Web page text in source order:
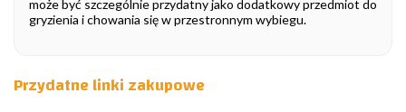
może być szczególnie przydatny jako dodatkowy przedmiot do
gryzienia i chowania się w przestronnym wybiegu.
Przydatne linki zakupowe